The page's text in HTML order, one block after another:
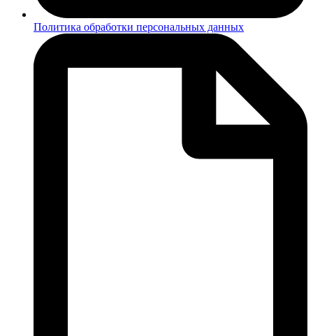
Политика обработки персональных данных